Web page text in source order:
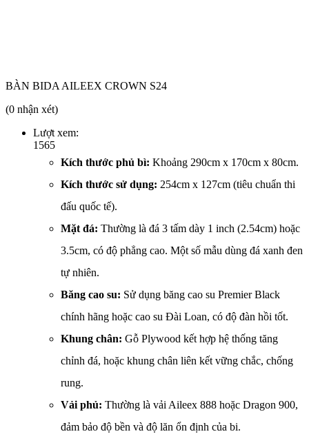
BÀN BIDA AILEEX CROWN S24
(0 nhận xét)
Lượt xem:
1565
Kích thước phủ bì: Khoảng 290cm x 170cm x 80cm.
Kích thước sử dụng: 254cm x 127cm (tiêu chuẩn thi
đấu quốc tế).
Mặt đá: Thường là đá 3 tấm dày 1 inch (2.54cm) hoặc
3.5cm, có độ phẳng cao. Một số mẫu dùng đá xanh đen
tự nhiên.
Băng cao su: Sử dụng băng cao su Premier Black
chính hãng hoặc cao su Đài Loan, có độ đàn hồi tốt.
Khung chân: Gỗ Plywood kết hợp hệ thống tăng
chỉnh đá, hoặc khung chân liên kết vững chắc, chống
rung.
Vải phủ: Thường là vải Aileex 888 hoặc Dragon 900,
đảm bảo độ bền và độ lăn ổn định của bi.